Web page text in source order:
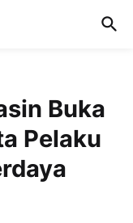
Buka
Pelaku